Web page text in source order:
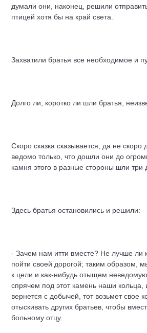
думали они, наконец, решили
птицей хотя бы на край света.
Захватили братья все необходимое и
Долго ли, коротко ли шли братья,
Скоро сказка сказывается, да не скоро
ведомо только, что дошли они до
камня этого в разные стороны шли три
Здесь братья остановились и решили:
- Зачем нам итти вместе? Не лучше ли
пойти своей дорогой; таким образом,
к цели и как-нибудь отыщем
спрячем под этот камень наши кольца,
вернется с добычей, тот возьмет свое
отыскивать других братьев, чтобы
больному отцу.